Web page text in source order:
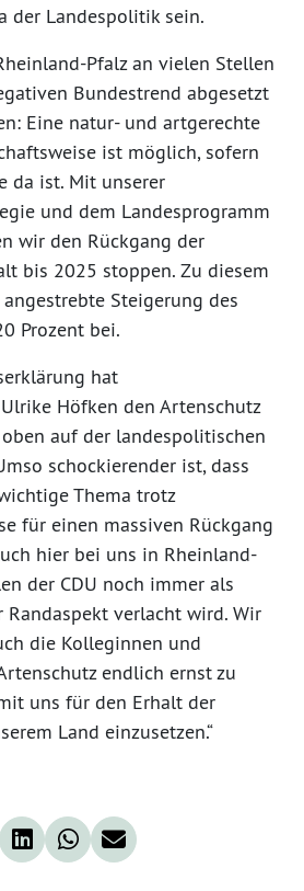
der Landespolitik sein.
Pfalz an vielen Stellen
Bundestrend abgesetzt
Eine natur- und artgerechte
ist möglich, sofern
da ist. Mit unserer
und dem Landesprogramm
wir den Rückgang der
bis 2025 stoppen. Zu diesem
Steigerung des
Prozent bei.
hat
Höfken den Artenschutz
auf der landespolitischen
schockierender ist, dass
Thema trotz
für einen massiven Rückgang
hier bei uns in Rheinland-
der CDU noch immer als
Randaspekt verlacht wird. Wir
die Kolleginnen und
endlich ernst zu
uns für den Erhalt der
Land einzusetzen.“